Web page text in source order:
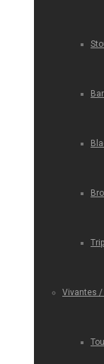
Vivantes /